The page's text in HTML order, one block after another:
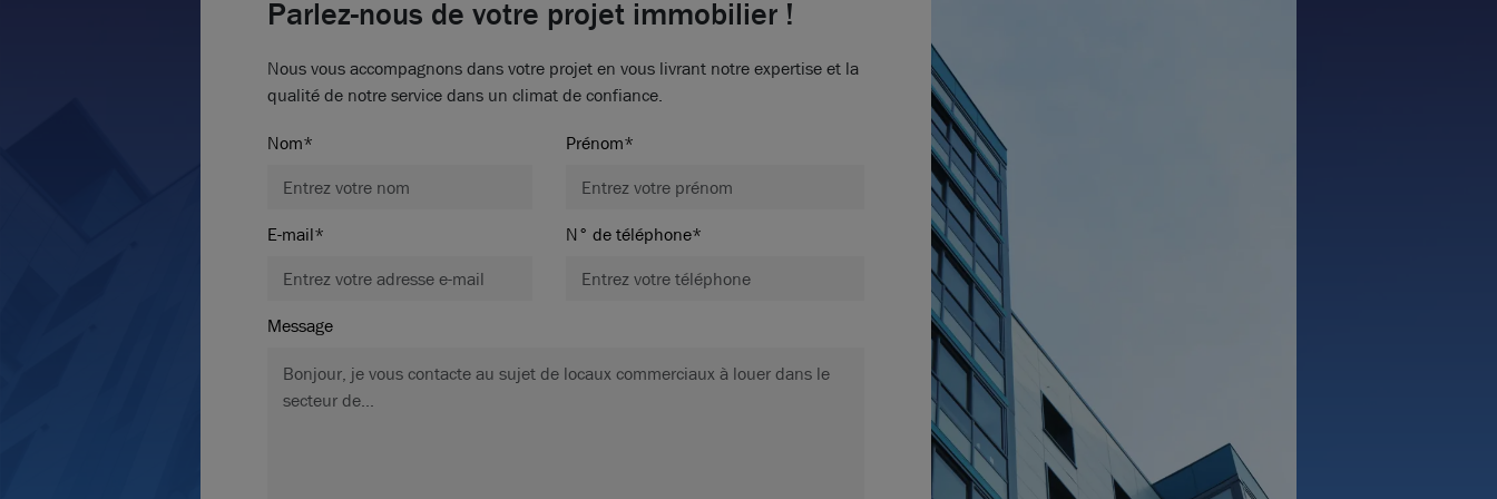
Parlez-nous de votre projet immobilier !
Nous vous accompagnons dans votre projet en vous livrant notre expertise et la
qualité de notre service dans un climat de confiance.
Nom* Prénom*
E-mail* N° de téléphone*
Message